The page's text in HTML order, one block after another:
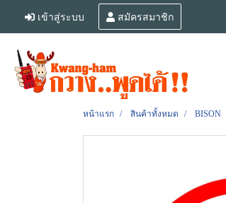
เข้าสู่ระบบ สมัครสมาชิก
หน้าแรก สินค้าทั้งหมด BISON